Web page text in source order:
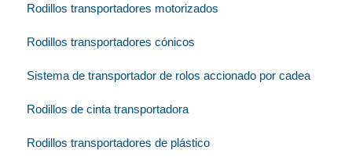
Rodillos transportadores motorizados
Rodillos transportadores cónicos
Sistema de transportador de rolos accionado por cadea
Rodillos de cinta transportadora
Rodillos transportadores de plástico